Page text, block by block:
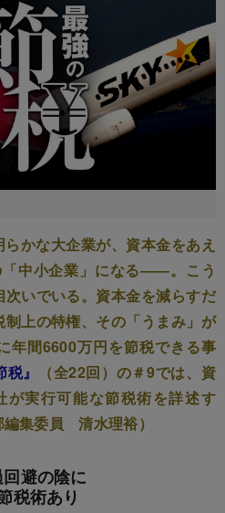
かな大企業が、資本金をあえ
中小企業」になる――。こう
いでいる。資本金を減らすだ
上の特権、その「うまみ」が
年間6600万円を節税できる事
』
（全22回）の＃9では、資
実行可能な節税術を詳述す
集委員 清水理裕）
避の陰に
税術あり